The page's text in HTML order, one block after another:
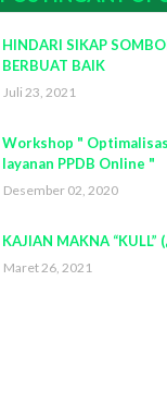
HINDARI SIKAP
BERBUAT BAIK
Juli 23, 2021
Workshop "
layanan PPDB Online "
Desember 02, 2020
Maret 26, 2021